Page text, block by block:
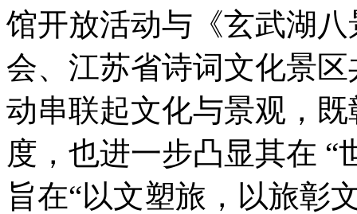
馆开放活动与《玄武湖
会、江苏省诗词文化景
动串联起文化与景观，
度，也进一步凸显其在 “
旨在“以文塑旅，以旅彰